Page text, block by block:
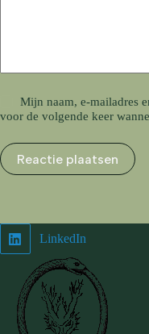
Mijn naam, e-mailadres
voor de volgende keer
Reactie plaatsen
LinkedIn